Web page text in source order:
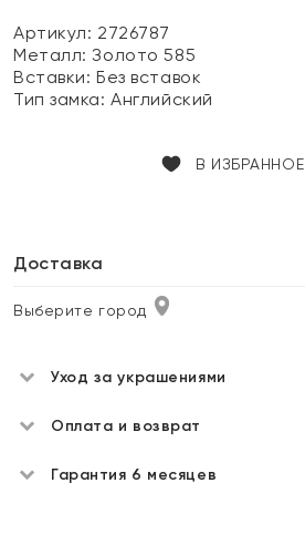
Артикул: 2726787
Металл:Золото 585
Вставки:Без вставок
Тип замка:Английский
В ИЗБРАННОЕ
Доставка
Выберите город
Уход за украшениями
Оплата и возврат
Гарантия 6 месяцев